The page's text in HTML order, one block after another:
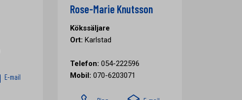
E-mail
Rose-Marie Knutsson
Kökssäljare
Ort: Karlstad
Telefon: 054-222596
Mobil: 070-6203071